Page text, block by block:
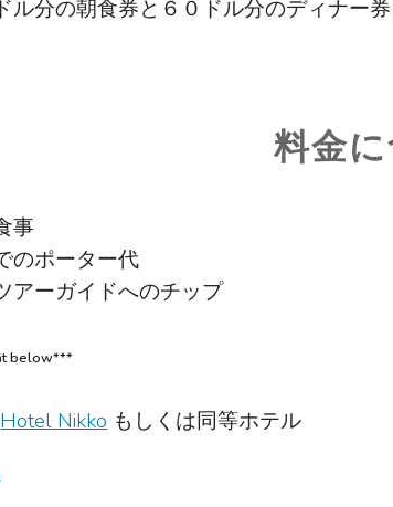
ル分の朝食券と６０ドル分のディナー
料金
事
のポーター代
アーガイドへのチップ
below***
Hotel Nikko もしくは同等ホテル